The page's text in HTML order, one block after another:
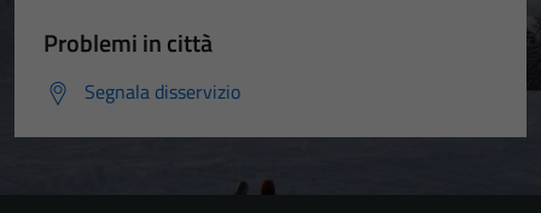
Problemi in città
Segnala disservizio